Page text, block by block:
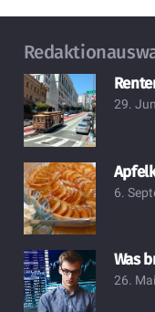
29.
6.
Was
26.